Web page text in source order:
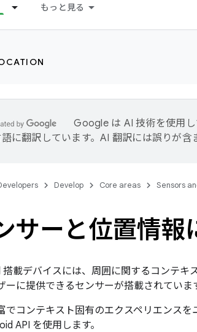
もっと見る
Google は AI 技術を使用
に翻訳しています。AI 翻訳には誤りが含
Develop Core areas Sensors
サーと位置情報
搭載デバイスには、周囲に関するコンテキ
ーに提供できるセンサーが搭載されていま
でコンテキスト固有のエクスペリエンス
API を使用します。